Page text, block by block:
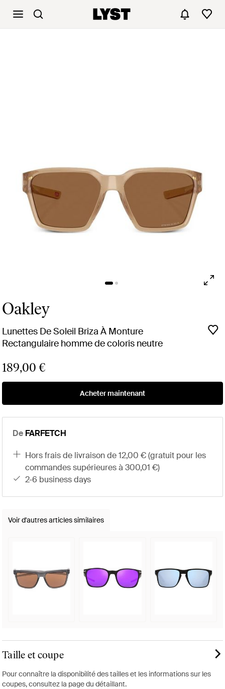
Oakley
Lunettes De Soleil Briza À Monture
Rectangulaire homme de coloris neutre
189,00 €
Acheter maintenant
De FARFETCH
hors frais de livraison de 12,00 € (gratuit pour les
commandes supérieures à 300,01 €)
2-6 business days
Voir d'autres articles similaires
Taille et coupe
Pour connaître la disponibilité des tailles et les informations sur les
coupes, consultez la page du détaillant.